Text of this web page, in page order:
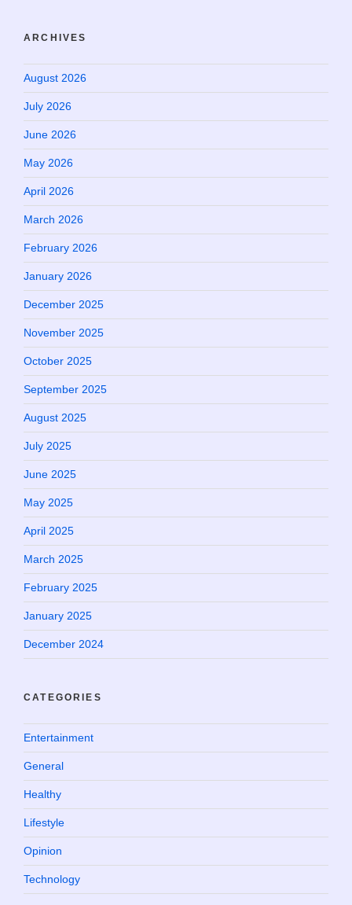
ARCHIVES
August 2026
July 2026
June 2026
May 2026
April 2026
March 2026
February 2026
January 2026
December 2025
November 2025
October 2025
September 2025
August 2025
July 2025
June 2025
May 2025
April 2025
March 2025
February 2025
January 2025
December 2024
CATEGORIES
Entertainment
General
Healthy
Lifestyle
Opinion
Technology